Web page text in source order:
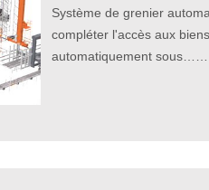
Système de grenier
compléter l'accès aux
automatiquement sous……